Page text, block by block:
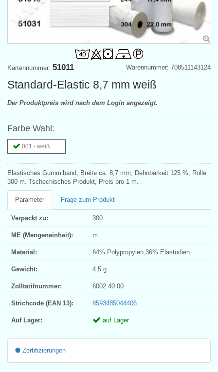
Warennummer: 708511143124
Kartennummer: 51011
Standard-Elastic 8,7 mm weiß
Der Produktpreis wird nach dem Login angezeigt.
Farbe Wahl:
001 - weiß
Elastisches Gummiband, Breite ca. 8,7 mm, Dehnbarkeit 125 %, Rolle
300 m. Tschechisches Produkt, Preis pro 1 m.
Parameter Frage zum Produkt
Verpackt zu: 300
ME (Mengeneinheit): m
Material: 64% Polypropylen,36% Elastodien
Gewicht: 4.5 g
Zolltarifnummer: 6002 40 00
Strichcode (EAN 13): 8593485044406
Auf Lager: auf Lager
Zertifizierungen